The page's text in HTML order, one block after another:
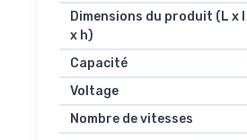
Dimensions du produit (L x l
x h)
Capacité
Voltage
Nombre de vitesses